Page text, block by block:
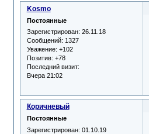
Kosmo
Постоянные
Зарегистрирован: 26.11.18
Сообщений: 1327
Уважение: +102
Позитив: +78
Последний визит:
Вчера 21:02
Коричневый
Постоянные
Зарегистрирован: 01.10.19